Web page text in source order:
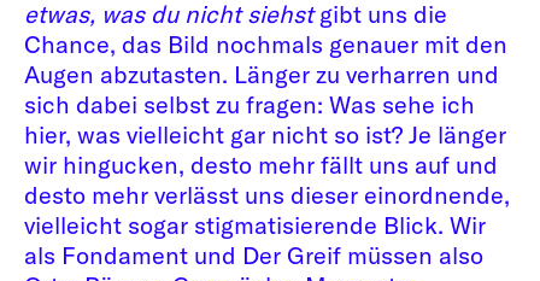
etwas, was du nicht siehstgibt uns die
Chance, das Bild nochmals genauer mit den
Augen abzutasten. Länger zu verharren und
sich dabei selbst zu fragen: Was sehe ich
hier, was vielleicht gar nicht so ist? Je länger
wir hingucken, desto mehr fällt uns auf und
desto mehr verlässt uns dieser einordnende,
vielleicht sogar stigmatisierende Blick. Wir
als Fondament und Der Greif müssen also